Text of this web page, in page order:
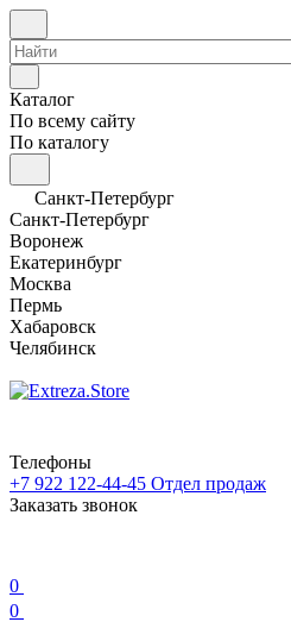
Каталог
По всему сайту
По каталогу
Санкт-Петербург
Санкт-Петербург
Воронеж
Екатеринбург
Москва
Пермь
Хабаровск
Челябинск
Телефоны
+7 922 122-44-45 Отдел продаж
Заказать звонок
0
0